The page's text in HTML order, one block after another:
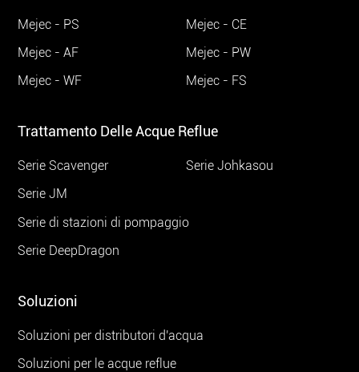
Mejec - PS
Mejec - CE
Mejec - AF
Mejec - PW
Mejec - WF
Mejec - FS
Trattamento Delle Acque Reflue
Serie Scavenger
Serie Johkasou
Serie JM
Serie di stazioni di pompaggio
Serie DeepDragon
Soluzioni
Soluzioni per distributori d'acqua
Soluzioni per le acque reflue